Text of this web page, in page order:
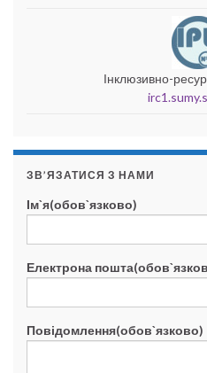
Інклюзивно-
ЗВ’ЯЗАТИСЯ З НАМИ
Ім`я(обов`язково)
Електрона
Повідомлення(обов`язково)